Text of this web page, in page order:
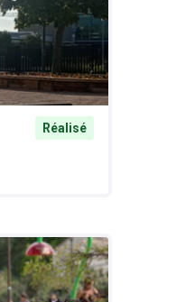
Réalisé